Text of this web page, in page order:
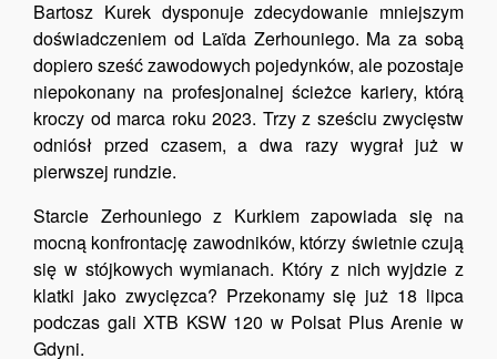
Bartosz Kurek dysponuje zdecydowanie mniejszym
doświadczeniem od Laïda Zerhouniego. Ma za sobą
dopiero sześć zawodowych pojedynków, ale pozostaje
niepokonany na profesjonalnej ścieżce kariery, którą
kroczy od marca roku 2023. Trzy z sześciu zwycięstw
odniósł przed czasem, a dwa razy wygrał już w
pierwszej rundzie.
Starcie Zerhouniego z Kurkiem zapowiada się na
mocną konfrontację zawodników, którzy świetnie czują
się w stójkowych wymianach. Który z nich wyjdzie z
klatki jako zwycięzca? Przekonamy się już 18 lipca
podczas gali XTB KSW 120 w Polsat Plus Arenie w
Gdyni.